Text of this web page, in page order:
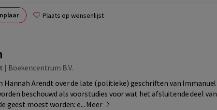
Plaats op wensenlijst
| Boekencentrum B.V.
Hannah Arendt over de late (politieke) geschriften van Immanuel
beschouwd als voorstudies voor wat het afsluitende deel van
geest moest worden: e... Meer